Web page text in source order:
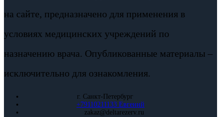
на сайте, предназначено для применения в
условиях медицинских учреждений по
назначению врача. Опубликованные материалы –
исключительно для ознакомления.
г. Санкт-Петербург
+79110211133 Евгений
zakaz@deltarezerv.ru